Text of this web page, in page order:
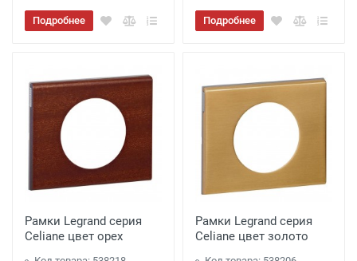
Подробнее Подробнее
Рамки Legrand серия
Celiane цвет орех
Рамки Legrand серия
Celiane цвет золото